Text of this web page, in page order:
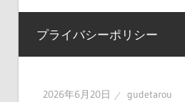
ス
ッ
プライバシーポリシー
2026年6月20日 gudetarou